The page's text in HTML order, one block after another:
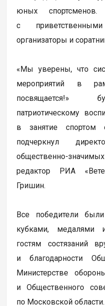
юных
с
организаторы и
«Мы уверены, что
мероприятий в
посвящается!»
патриотическому
в занятие
подчеркнул
общественно-
редактор РИА
Гришин.
Все победители
кубками, медалями
гостям состязаний
и благодарности
Министерстве
и Общественного
по Московской области.